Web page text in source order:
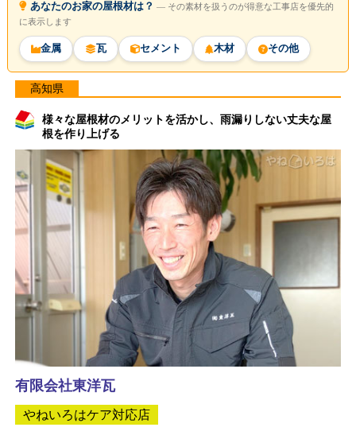
あなたのお家の屋根材は？ ― その素材を扱うのが得意な工事店を優先的
に表示します
金属 瓦 セメント 木材 その他
高知県
様々な屋根材のメリットを活かし、雨漏りしない丈夫な屋
根を作り上げる
有限会社東洋瓦
やねいろはケア対応店